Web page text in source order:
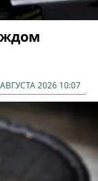
2026 10:07